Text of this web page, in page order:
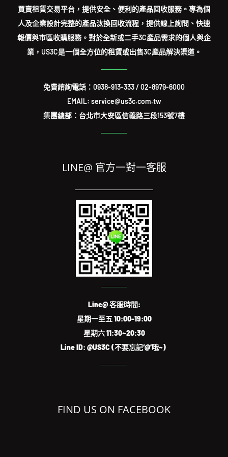
買賣租賃交易平台，提供安全、便利的產品回收服務。專為個
人及企業設計完整的產品汰換回收流程，提供線上詢問、快速
報價與市區收購服務。對於全新或二手3C產品需求的個人與企
業，US3C是一個全方位的租賃或出售3C產品解決渠道。
免費諮詢電話： 0938-913-333/02-8979-6000
EMAIL: service@us3c.com.tw
集團總部：台北市大安區信義路三段153號7樓
LINE@ 官方一對一客服
Line@ 客服時間:
星期一至五 10:00-19:00
星期六 11:30~20:30
Line ID: @US3C (不要忘記‘@’哦~)
FIND US ON FACEBOOK